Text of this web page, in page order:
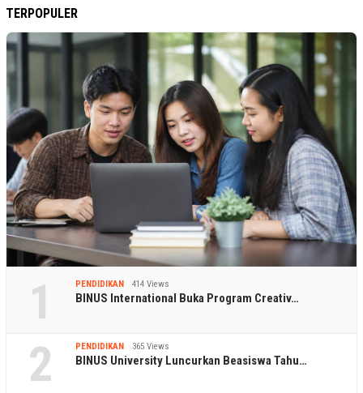
TERPOPULER
1 PENDIDIKAN 414 Views
BINUS International Buka Program Creativ…
2 PENDIDIKAN 365 Views
BINUS University Luncurkan Beasiswa Tahu…